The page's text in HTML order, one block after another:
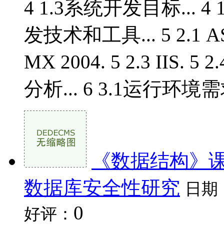
4 1.3系统开发目标... 4
发技术和工具... 5 2.1
MX 2004. 5 2.3 IIS. 5
分析... 6 3.1运行环境
《数据结构
数据库安全性研究 日期
好评： 0